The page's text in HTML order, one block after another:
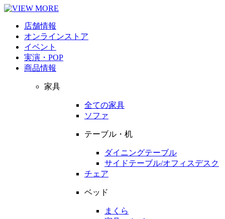
店舗情報
オンラインストア
イベント
実演・POP
商品情報
家具
全ての家具
ソファ
テーブル・机
ダイニングテーブル
サイドテーブル/オフィスデスク
チェア
ベッド
まくら